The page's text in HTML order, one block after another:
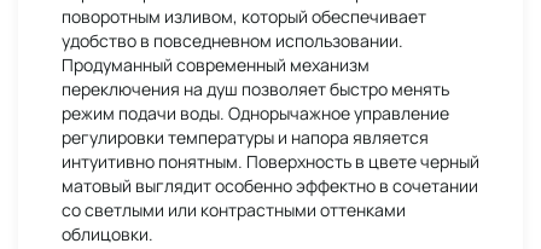
поворотным изливом, который обеспечивает
удобство в повседневном использовании.
Продуманный современный механизм
переключения на душ позволяет быстро менять
режим подачи воды. Однорычажное управление
регулировки температуры и напора является
интуитивно понятным. Поверхность в цвете черный
матовый выглядит особенно эффектно в сочетании
со светлыми или контрастными оттенками
облицовки.